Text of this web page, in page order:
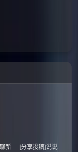
新
[分享投稿]说说